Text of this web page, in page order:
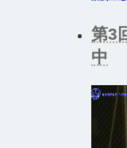
第3
中